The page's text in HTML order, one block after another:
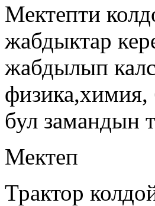
Мектепти
жабдыктар
жабдылып
бул замандын
Мектеп
Трактор